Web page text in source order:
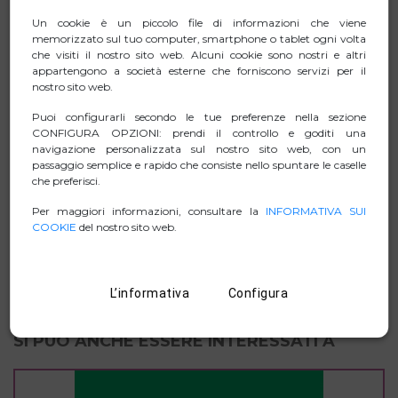
tue attrezzature rimarranno al loro posto.
Design resistente: Realizzato in plastica ABS robusta,
può sostenere no a 20 kg. Ideale per laptop, monitor e
altro, perfetto per casa, ufficio o scuola.
SCHEDA TECNICA
ZIP IMMAGINI
SI PUÒ ANCHE ESSERE INTERESSATI A
Un cookie è un piccolo file di informazioni che viene
memorizzato sul tuo computer, smartphone o tablet ogni volta
che visiti il nostro sito web. Alcuni cookie sono nostri e altri
appartengono a società esterne che forniscono servizi per il
nostro sito web.
Puoi configurarli secondo le tue preferenze nella sezione
CONFIGURA OPZIONI: prendi il controllo e goditi una
navigazione personalizzata sul nostro sito web, con un
passaggio semplice e rapido che consiste nello spuntare le caselle
che preferisci.
Per maggiori informazioni, consultare la INFORMATIVA SUI
COOKIEdel nostro sito web.
L’informativa Configura